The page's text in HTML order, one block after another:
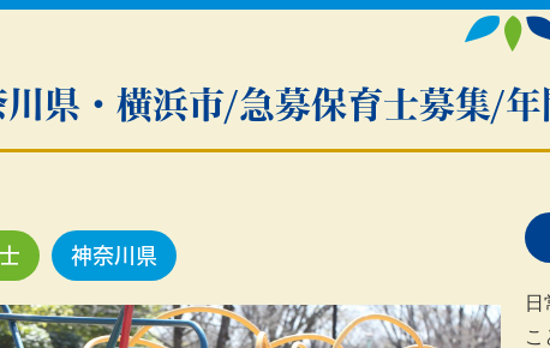
川県・横浜市/急募保育士募集/
神奈川県
こ